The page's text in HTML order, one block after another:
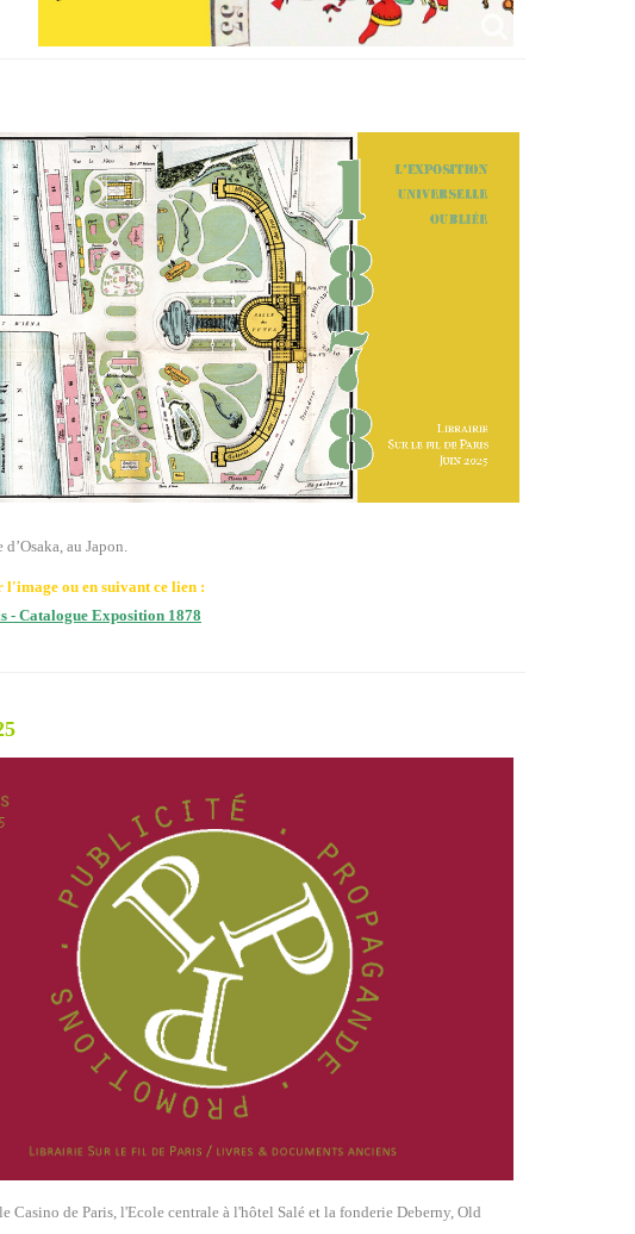
au Japon.
ou en suivant ce lien :
Catalogue Exposition 1878
Casino de Paris, l'Ecole centrale à l'hôtel Salé et la fonderie Deberny, Old